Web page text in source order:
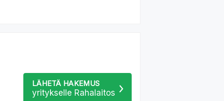
LÄHETÄ HAKEMUS
yritykselle Rahalaitos